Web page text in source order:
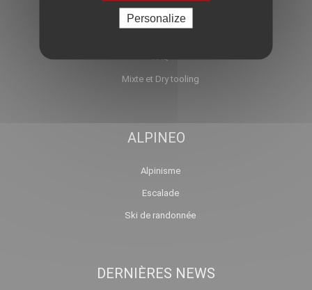
Partenaires
FAQ
Mixte et Dry tooling
ALPINEO
Alpinisme
Escalade
Ski de randonnée
DERNIÈRES NEWS
Personalize